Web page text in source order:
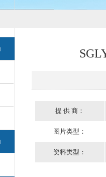
提 供 商：
图片类型：
资料类型：